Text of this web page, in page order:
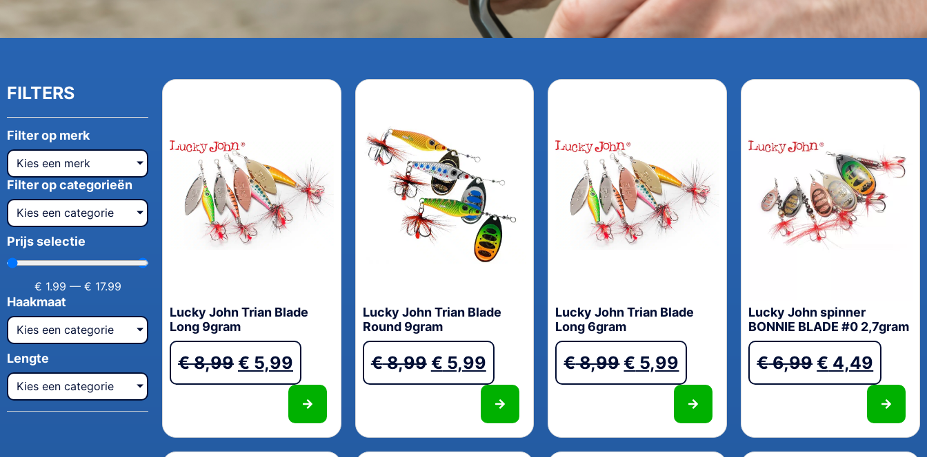
FILTERS
Filter op merk
Kies een merk
Filter op categorieën
Kies een categorie
Prijs selectie
€ 1.99 — € 17.99
Haakmaat
Kies een categorie
Lengte
Kies een categorie
Lucky John Trian Blade
Long 9gram
€8,99 € 5,99
Lucky John Trian Blade
Round 9gram
€8,99 € 5,99
Lucky John Trian Blade
Long 6gram
€8,99 € 5,99
Lucky John spinner
BONNIE BLADE #0 2,7gram
€6,99 € 4,49